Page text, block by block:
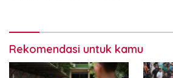
Rekomendasi untuk kamu